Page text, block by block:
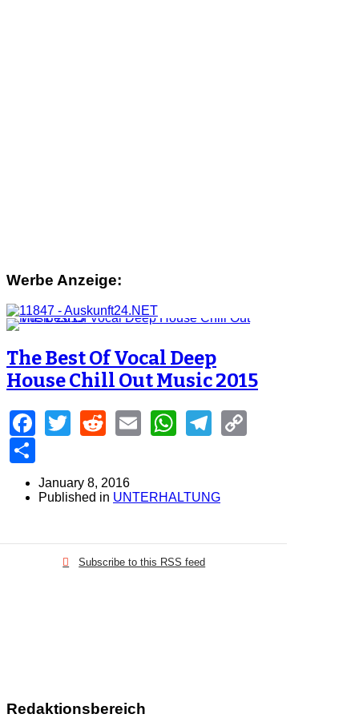
Werbe Anzeige:
The Best Of Vocal Deep
House Chill Out Music 2015
Facebook
TwitterRedditEmailWhatsApp
Telegram
January 8, 2016
Published in UNTERHALTUNG
Subscribe to this RSS feed
Redaktionsbereich